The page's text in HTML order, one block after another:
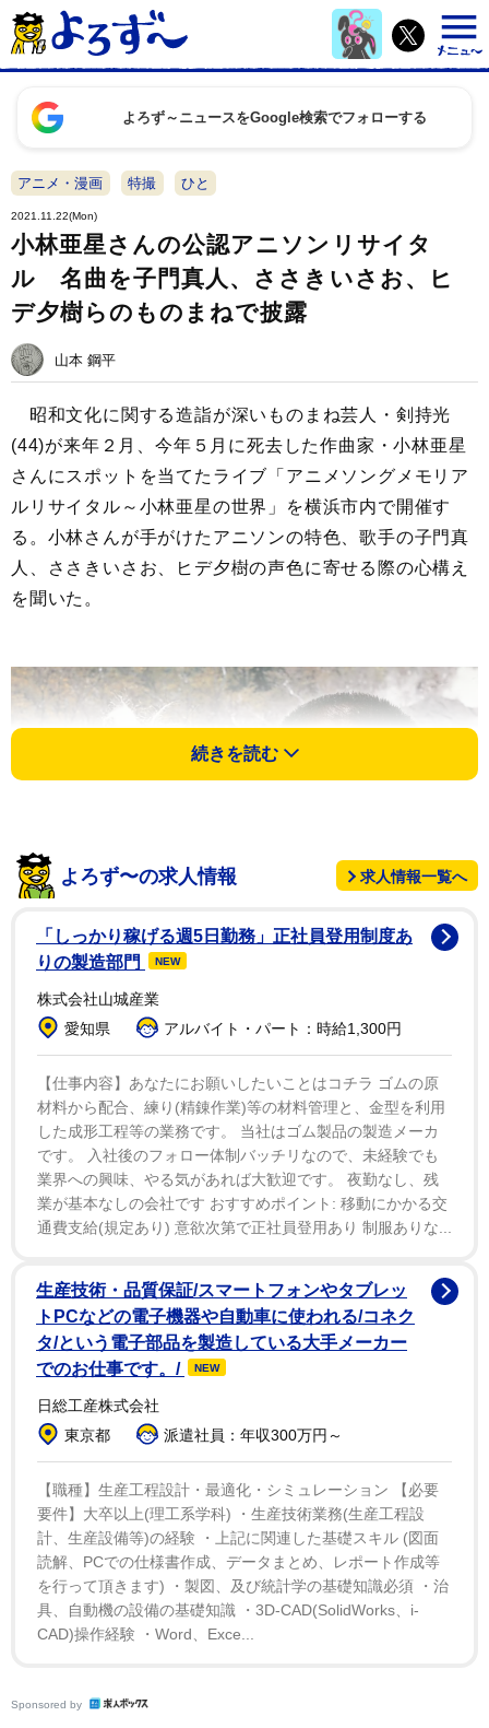
よろず～ニュースをGoogle検索でフォローする
アニメ・漫画 特撮 ひと
2021.11.22(Mon)
小林亜星さんの公認アニソンリサイタ
ル 名曲を子門真人、ささきいさお、ヒ
デ夕樹らのものまねで披露
山本 鋼平
昭和文化に関する造詣が深いものまね芸人・剣持光
(44)が来年２月、今年５月に死去した作曲家・小林亜星
さんにスポットを当てたライブ「アニメソングメモリア
ルリサイタル～小林亜星の世界」を横浜市内で開催す
る。小林さんが手がけたアニソンの特色、歌手の子門真
人、ささきいさお、ヒデ夕樹の声色に寄せる際の心構え
を聞いた。
1/3
小林亜星さんと快傑ライオン丸
特撮ソング、アニソン界が華やかになったのは１９７
０年代。「マジンガーＺ」や「秘密戦隊ゴレンジャー」
ーロボ」「ドカベン」や仮面ライダーシリーズで活躍し
た菊池俊輔、「ルパン三世」「キャプテン・フューチャ
ー」の大野雄二らスター作曲家が誕生した。60年代から
説する。
スを持ち込み、童謡調が多かったＣＭソングを変えたの
が亜星さんでした。アニメソングでも日本で最初のスタ
ー作曲家であり、さまざまなジャンルを手がけていま
す。『狼少年ケン』(63年)ではマンボ、『魔法使いサリ
ー』(66年)ではディキシーランド・ジャズ、『ひみつの
続きを読む
よろず〜の求人情報 求人情報一覧へ
「しっかり稼げる週5日勤務」正社員登用制度あ
りの製造部門
NEW
株式会社山城産業
愛知県
アルバイト・パート：時給1,300円
【仕事内容】あなたにお願いしたいことはコチラ ゴムの原
材料から配合、練り(精錬作業)等の材料管理と、金型を利用
した成形工程等の業務です。 当社はゴム製品の製造メーカ
です。 入社後のフォロー体制バッチリなので、未経験でも
業界への興味、やる気があれば大歓迎です。 夜勤なし、残
業が基本なしの会社です おすすめポイント: 移動にかかる交
通費支給(規定あり) 意欲次第で正社員登用あり 制服ありな...
生産技術・品質保証/スマートフォンやタブレッ
トPCなどの電子機器や自動車に使われる/コネク
タ/という電子部品を製造している大手メーカー
でのお仕事です。/
NEW
日総工産株式会社
東京都
派遣社員：年収300万円～
【職種】生産工程設計・最適化・シミュレーション 【必要
要件】大卒以上(理工系学科) ・生産技術業務(生産工程設
計、生産設備等)の経験 ・上記に関連した基礎スキル (図面
読解、PCでの仕様書作成、データまとめ、レポート作成等
を行って頂きます) ・製図、及び統計学の基礎知識必須 ・治
具、自動機の設備の基礎知識 ・3D-CAD(SolidWorks、i-
CAD)操作経験 ・Word、Exce...
Sponsored by